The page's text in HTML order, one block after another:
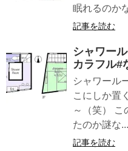
眠れるのか
記事を読む
シャワー
カラフル#
シャワール
こにしか置
～（笑） こ
たのか謎な...
記事を読む